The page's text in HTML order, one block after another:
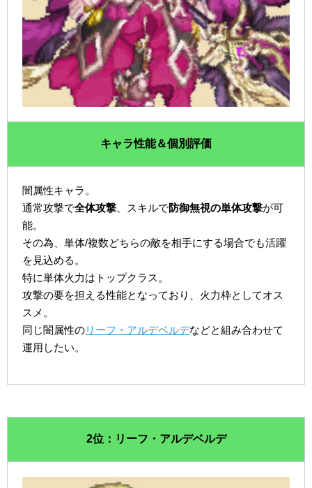
キャラ性能＆個別評価
闇属性キャラ。
通常攻撃で全体攻撃 、スキルで防御無視の単体攻撃が可
能。
その為、単体/複数どちらの敵を相手にする場合でも活躍
を見込める。
特に単体火力はトップクラス。
攻撃の要を担える性能となっており、火力枠としてオス
スメ。
同じ闇属性のリーフ・アルデベルデなどと組み合わせて
運用したい。
2位：リーフ・アルデベルデ